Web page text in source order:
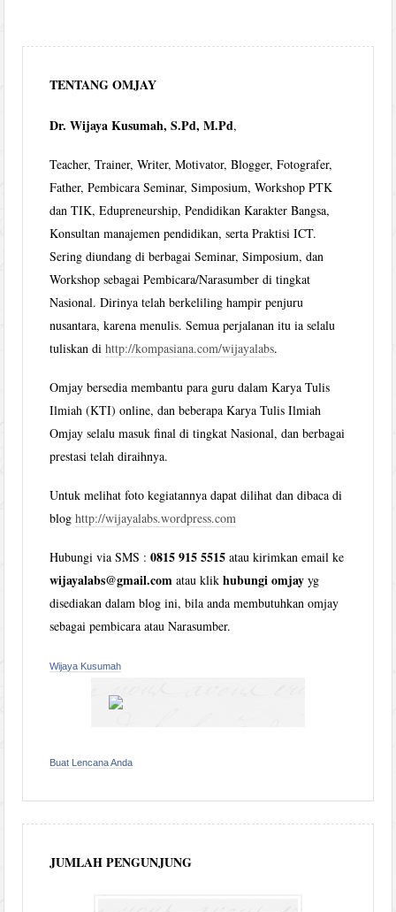
TENTANG OMJAY
Dr. Wijaya Kusumah, S.Pd, M.Pd,
Teacher, Trainer, Writer, Motivator, Blogger, Fotografer,
Father, Pembicara Seminar, Simposium, Workshop PTK
dan TIK, Edupreneurship, Pendidikan Karakter Bangsa,
Konsultan manajemen pendidikan, serta Praktisi ICT.
Sering diundang di berbagai Seminar, Simposium, dan
Workshop sebagai Pembicara/Narasumber di tingkat
Nasional. Dirinya telah berkeliling hampir penjuru
nusantara, karena menulis. Semua perjalanan itu ia selalu
tuliskan dihttp://kompasiana.com/wijayalabs.
Omjay bersedia membantu para guru dalam Karya Tulis
Ilmiah (KTI) online, dan beberapa Karya Tulis Ilmiah
Omjay selalu masuk final di tingkat Nasional, dan berbagai
prestasi telah diraihnya.
Untuk melihat foto kegiatannya dapat dilihat dan dibaca di
bloghttp://wijayalabs.wordpress.com
Hubungi via SMS :0815 915 5515 atau kirimkan email ke
wijayalabs@gmail.com atau klikhubungi omjay yg
disediakan dalam blog ini, bila anda membutuhkan omjay
sebagai pembicara atau Narasumber.
Wijaya Kusumah
Buat Lencana Anda
JUMLAH PENGUNJUNG